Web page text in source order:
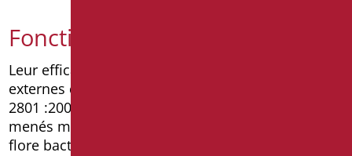
Fonctionnalités
Leur efficacité a été testée dans des laboratoires
externes qualifiés conformément à la norme JIS Z
2801 :2000. Des essais ciblés et prolongés ont été
menés montrant une réduction de 99,9 % de la
flore bactérienne dans les 24 heures suivantes.